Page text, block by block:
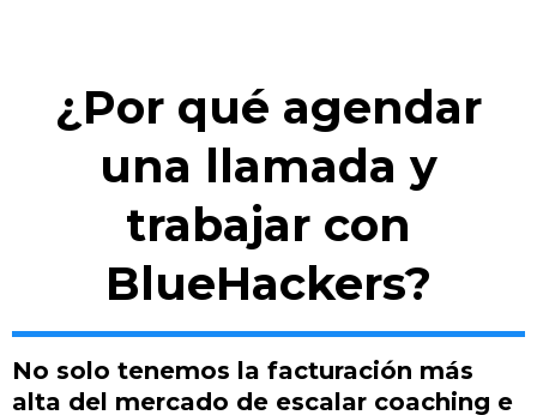
¿Por qué agendar
una llamada y
trabajar con
BlueHackers?
No solo tenemos la facturación más
alta del mercado de escalar coaching e